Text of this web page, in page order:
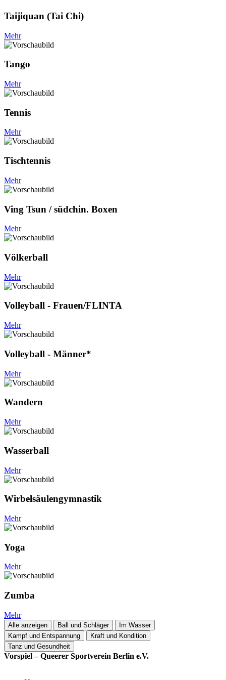
Taijiquan (Tai Chi)
Mehr
Tango
Mehr
Tennis
Mehr
Tischtennis
Mehr
Ving Tsun / südchin. Boxen
Mehr
Völkerball
Mehr
Volleyball - Frauen/FLINTA
Mehr
Volleyball - Männer*
Mehr
Wandern
Mehr
Wasserball
Mehr
Wirbelsäulen­gymnastik
Mehr
Yoga
Mehr
Zumba
Mehr
Alle anzeigen Ball und Schläger
Im Wasser
Kampf und Entspannung
Kraft und Kondition
Tanz und Gesundheit
Vorspiel – Queerer Sportverein Berlin e.V.